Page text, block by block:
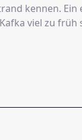
kennen. Ein
viel zu früh